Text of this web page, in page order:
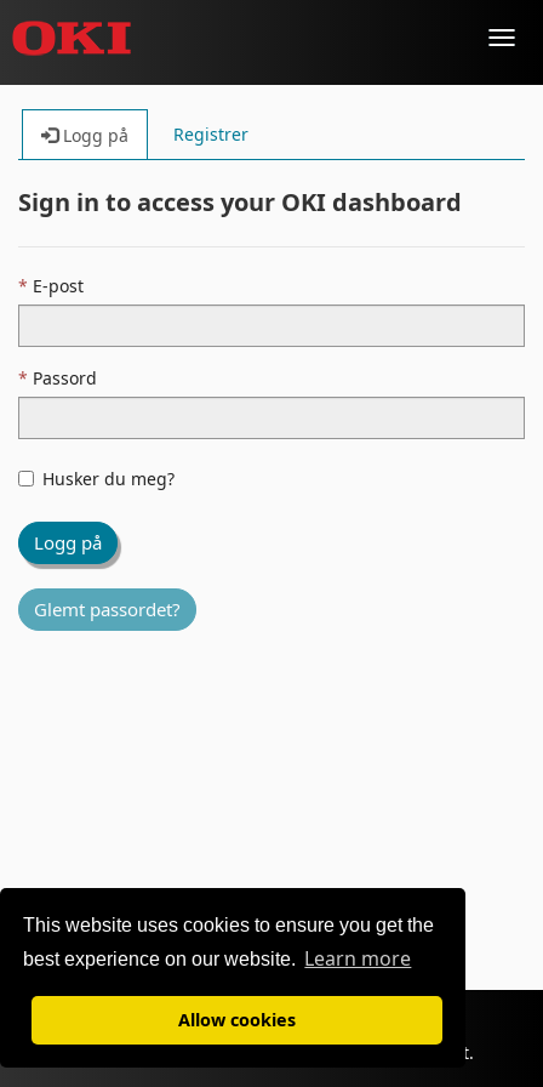
This website uses cookies to ensure you get the
best experience on our website. Learn more
Allow cookies
Logg på Registrer
Sign in to access your OKI dashboard
E-post
Passord
Husker du meg?
Logg på
Glemt passordet?
Personvern
©1995-2026 OKI Europe Ltd. Alle rettigheter forbeholdt.